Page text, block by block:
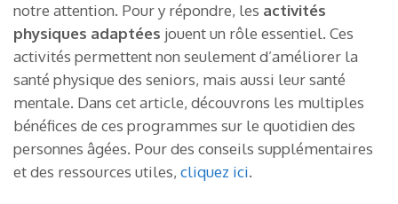
notre attention. Pour y répondre, les activités
physiques adaptées jouent un rôle essentiel. Ces
activités permettent non seulement d’améliorer la
santé physique des seniors, mais aussi leur santé
mentale. Dans cet article, découvrons les multiples
bénéfices de ces programmes sur le quotidien des
personnes âgées. Pour des conseils supplémentaires
et des ressources utiles, cliquez ici.